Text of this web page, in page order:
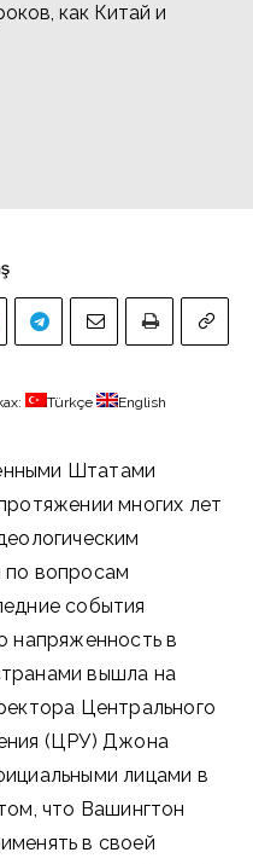
как Китай и
Türkçe English
Штатами
многих лет
по вопросам
события
напряженность в
вышла на
Центрального
(ЦРУ) Джона
лицами в
что Вашингтон
в своей